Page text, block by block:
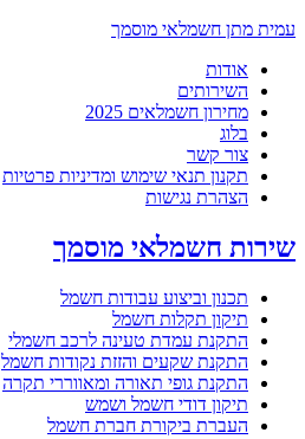
עמית מתן חשמלאי מוסמך
אודות
השירותים
מחירון חשמלאים 2025
בלוג
צור קשר
תקנון תנאי שימוש ומדיניות פרטיות
הצהרת נגישות
שירות חשמלאי מוסמך
תכנון וביצוע עבודות חשמל
תיקון תקלות חשמל
התקנת עמדת טעינה לרכב חשמלי
התקנת שקעים והזזת נקודות חשמל
התקנת גופי תאורה ומאווררי תקרה
תיקון דודי חשמל ושמש
העברת ביקורת חברת חשמל